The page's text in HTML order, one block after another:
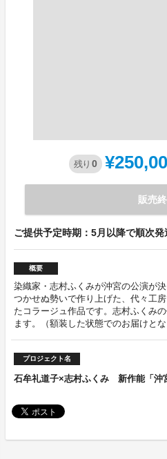
残り 0
販売
ご提供予定時期：5月以降で順次発
概要
染織家・志村ふくみが沖宮の公演が
つかせぬ勢いで作り上げた、代々工
たコラージュ作品です。志村ふくみ
ます。（額装した状態でのお届けとな
プロジェクト名
石牟礼道子×志村ふくみ 新作能「沖